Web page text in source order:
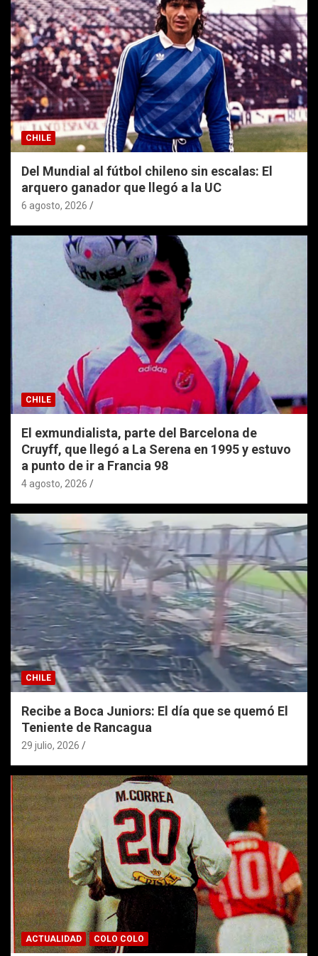
CHILE
Del Mundial al fútbol chileno sin escalas: El
arquero ganador que llegó a la UC
6 agosto, 2026
CHILE
El exmundialista, parte del Barcelona de
Cruyff, que llegó a La Serena en 1995 y estuvo
a punto de ir a Francia 98
4 agosto, 2026
CHILE
Recibe a Boca Juniors: El día que se quemó El
Teniente de Rancagua
29 julio, 2026
ACTUALIDAD COLO COLO